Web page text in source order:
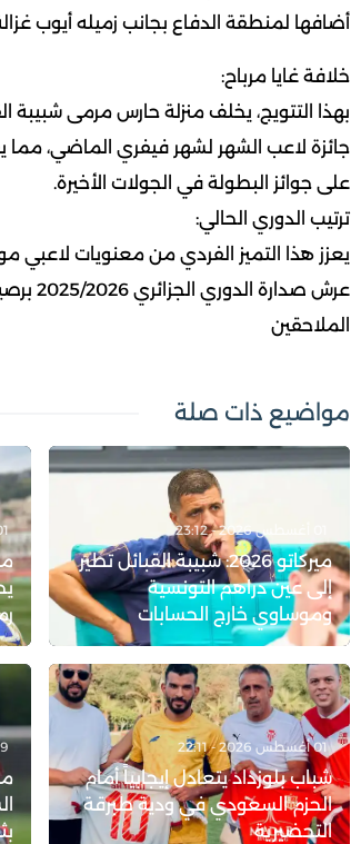
أضافها لمنطقة الدفاع بجانب زميله أيوب
خلافة غايا مرباح:
بهذا التتويج، يخلف منزلة حارس مرمى شبيبة
جائزة لاعب الشهر لشهر فيفري الماضي، مما
على جوائز البطولة في الجولات الأخيرة.
ترتيب الدوري الحالي:
يعزز هذا التميز الفردي من معنويات لاعبي
الملاحقين
مواضيع ذات صلة
ميركاتو 2026: شبيبة القبائل تطير
إلى عين دراهم التونسية
وموساوي خارج الحسابات
01 أغسطس
01 أغسطس 2026 - 22:11
شباب بلوزداد يتعادل إيجابياً أمام
الحزم السعودي في ودية طبرقة
التحضيرية
29